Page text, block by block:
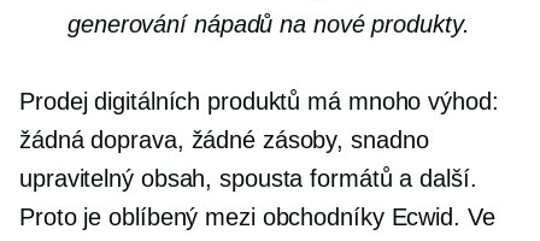
generování nápadů na nové produkty.
Prodej digitálních produktů má mnoho výhod:
žádná doprava, žádné zásoby, snadno
upravitelný obsah, spousta formátů a další.
Proto je oblíbený mezi obchodníky Ecwid. Ve